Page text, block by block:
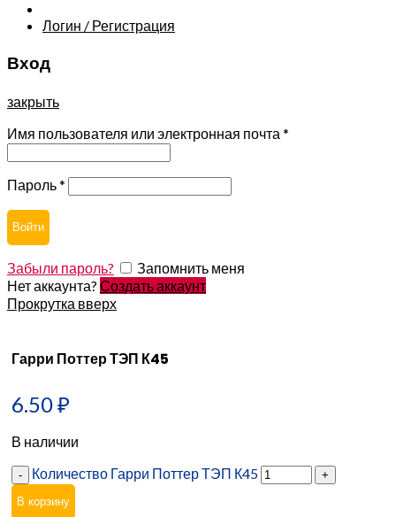
Логин / Регистрация
Вход
закрыть
Имя пользователя или электронная почта *
Пароль*
Войти
Забыли пароль?
Запомнить меня
Нет аккаунта? Создать аккаунт
Прокрутка вверх
Гарри Поттер ТЭП К45
6.50₽
В наличии
Количество Гарри Поттер ТЭП К45
В корзину